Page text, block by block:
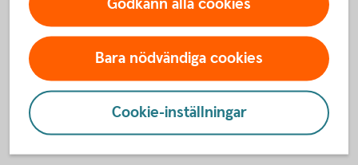
Årsöversikt 2025
Bli kontaktad
Godkänn alla cookies
Bara nödvändiga cookies
Cookie-inställningar